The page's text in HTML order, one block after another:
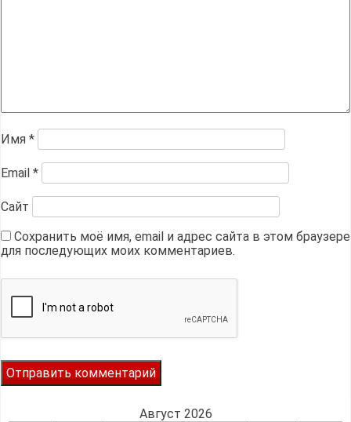
Имя *
Email *
Сайт
Сохранить моё имя, email и адрес сайта в этом браузере
для последующих моих комментариев.
Август 2026